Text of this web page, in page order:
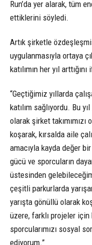
Run’da yer alarak, tüm
ettiklerini söyledi.
Artık şirketle
uygulanmasıyla ortaya
katılımın her yıl
“Geçtiğimiz yıllarda
katılım sağlıyordu. Bu
olarak şirket
koşarak, kırsalda aile
amacıyla kayda değer
gücü ve sporcuların
üstesinden
çeşitli parkurlarda
yarışta gönüllü olarak
üzere, farklı projeler için
sporcularımızı sosyal
ediyorum.”